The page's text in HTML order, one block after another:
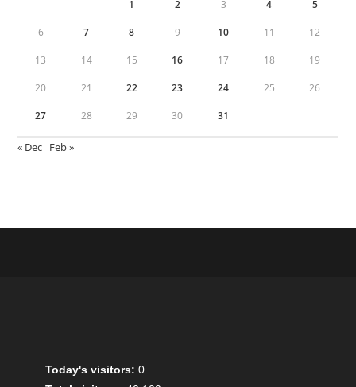
1 2 3 4 5
6 7 8 9 10 11 12
13 14 15 16 17 18 19
20 21 22 23 24 25 26
27 28 29 30 31
« Dec Feb »
Today's visitors:0